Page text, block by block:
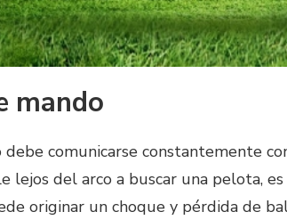
mando
comunicarse constantemente
lejos del arco a buscar una pelota,
originar un choque y pérdida de